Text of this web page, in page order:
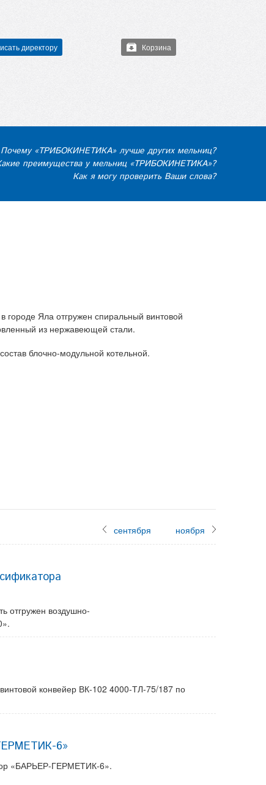
директору Корзина
Почему «ТРИБОКИНЕТИКА» лучше других мельниц?
преимущества у мельниц «ТРИБОКИНЕТИКА»?
Как я могу проверить Ваши слова?
городе Яла отгружен спиральный винтовой
из нержавеющей стали.
блочно-модульной котельной.
сентября ноября
отгружен воздушно-
конвейер ВК-102 4000-ТЛ-75/187 по
6»
«БАРЬЕР-ГЕРМЕТИК-6».